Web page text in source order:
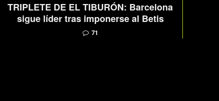
TRIPLETE DE EL TIBURÓN: Barcelona
sigue líder tras imponerse al Betis
71